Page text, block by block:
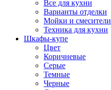
Все для кухни
Варианты отделки
Мойки и смесители
Техника для кухни
Шкафы-купе
Цвет
Коричневые
Серые
Темные
Черные